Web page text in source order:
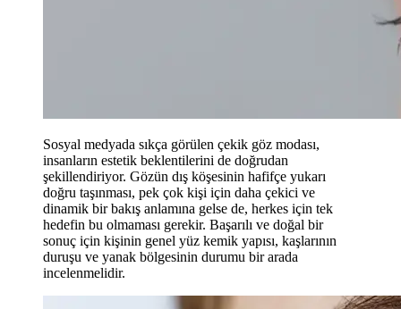
Sosyal medyada sıkça görülen çekik göz modası,
insanların estetik beklentilerini de doğrudan
şekillendiriyor. Gözün dış köşesinin hafifçe yukarı
doğru taşınması, pek çok kişi için daha çekici ve
dinamik bir bakış anlamına gelse de, herkes için tek
hedefin bu olmaması gerekir. Başarılı ve doğal bir
sonuç için kişinin genel yüz kemik yapısı, kaşlarının
duruşu ve yanak bölgesinin durumu bir arada
incelenmelidir.